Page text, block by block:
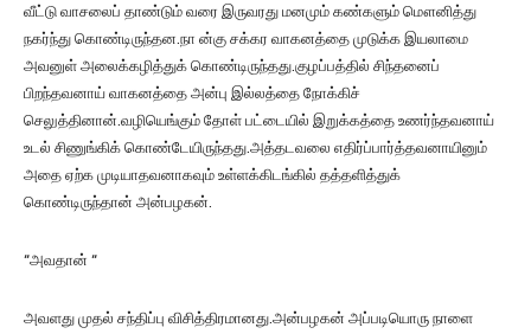
வீட்டு வாசலைப் தாண்டும் வரை இருவரது மனமும் கண்களும் மௌனித்து
நகர்ந்து கொண்டிருந்தன.நா ன்கு சக்கர வாகனத்தை முடுக்க இயலாமை
அவனுள் அலைக்கழித்துக் கொண்டிருந்தது.குழப்பத்தில் சிந்தனைப்
பிறந்தவனாய் வாகனத்தை அன்பு இல்லத்தை நோக்கிச்
செலுத்தினான்.வழியெங்கும் தோள் பட்டையில் இறுக்கத்தை உணர்ந்தவனாய்
உடல் சிணுங்கிக் கொண்டேயிருந்தது.அத்தடவலை எதிர்ப்பார்த்தவனாயினும்
அதை ஏற்க முடியாதவனாகவும் உள்ளக்கிடங்கில் தத்தளித்துக்
கொண்டிருந்தான் அன்பழகன்.
“அவதான் “
அவளது முதல் சந்திப்பு விசித்திரமானது.அன்பழகன் அப்படியொரு நாளை